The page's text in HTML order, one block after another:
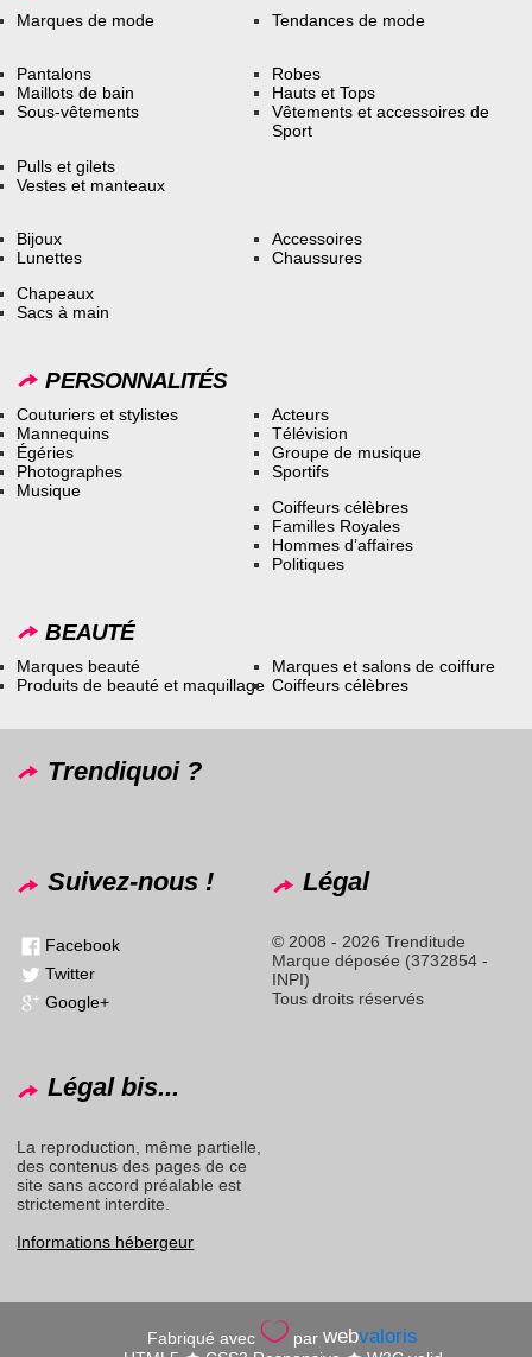
Marques de mode Tendances de mode
Pantalons
Maillots de bain
Sous-vêtements
Robes
Hauts et Tops
Vêtements et accessoires de
Sport
Pulls et gilets
Vestes et manteaux
Bijoux
Lunettes
Accessoires
Chaussures
Chapeaux
Sacs à main
PERSONNALITÉS
Couturiers et stylistes
Mannequins
Égéries
Photographes
Musique
Acteurs
Télévision
Groupe de musique
Sportifs
Coiffeurs célèbres
Familles Royales
Hommes d’affaires
Politiques
BEAUTÉ
Marques beauté
Produits de beauté et maquillage
Marques et salons de coiffure
Coiffeurs célèbres
Trendiquoi ?
Suivez-nous !
Facebook
Twitter
Google+
Légal
© 2008 - 2026 Trenditude
Marque déposée (3732854 -
INPI)
Tous droits réservés
Légal bis...
La reproduction, même partielle,
des contenus des pages de ce
site sans accord préalable est
strictement interdite.
Informations hébergeur
Fabriqué avec parwebvaloris